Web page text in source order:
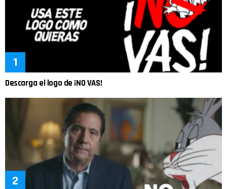
Descarga el logo de ¡NO VAS!